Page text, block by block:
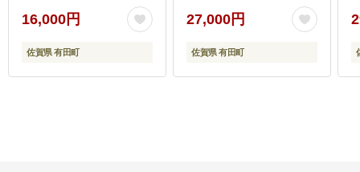
スホテル東京 ペアプレ
ート eb004
16,000円
佐賀県 有田町
27,000円
佐賀県 有田町